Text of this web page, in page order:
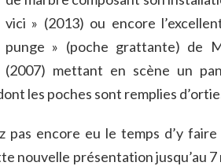
vici » (2013) ou encore
punge » (poche grattante) de
(2007) mettant en scène un
les poches sont remplies
pas encore eu le temps d’y
nouvelle présentation jusqu’au 7